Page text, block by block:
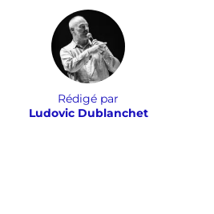
Rédigé par
Ludovic Dublanchet